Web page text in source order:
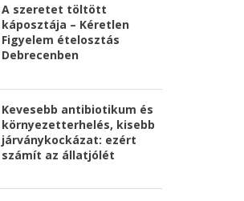
A szeretet töltött
káposztája – Kéretlen
Figyelem ételosztás
Debrecenben
Kevesebb antibiotikum és
környezetterhelés, kisebb
járványkockázat: ezért
számít az állatjólét